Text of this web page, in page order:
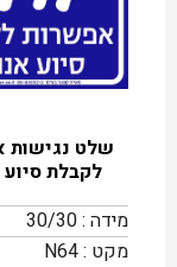
שלט נגישות
לקבלת
מידה : 30/30
מקט : N64